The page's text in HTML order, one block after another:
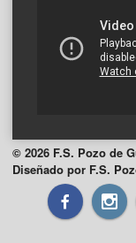
© 2026 F.S. Pozo de
Diseñado por F.S.